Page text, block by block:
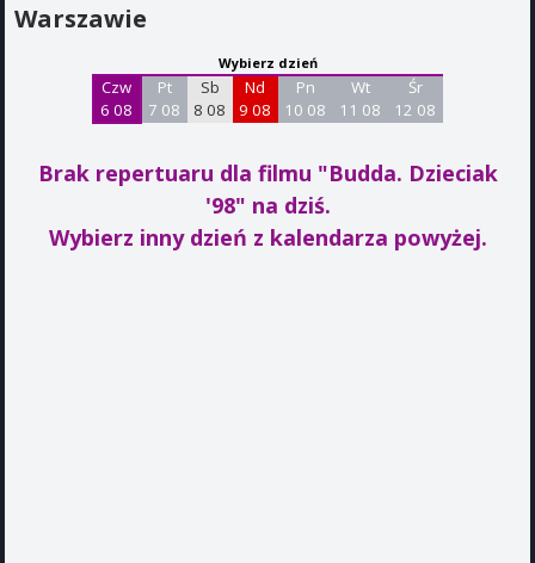
Warszawie
Wybierz dzień
Czw
6 08
Pt
7 08
Sb
8 08
Nd
9 08
Pn
10 08
Wt
11 08
Śr
12 08
Brak repertuaru dla filmu "Budda. Dzieciak
'98" na dziś.
Wybierz inny dzień z kalendarza powyżej.